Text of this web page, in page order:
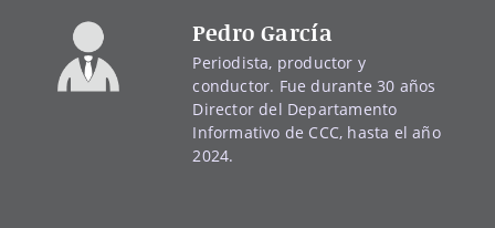
Pedro García
Periodista, productor y
conductor. Fue durante 30 años
Director del Departamento
Informativo de CCC, hasta el año
2024.